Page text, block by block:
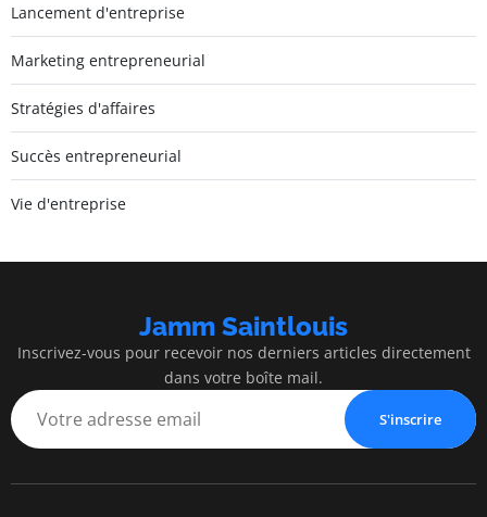
Lancement d'entreprise
Marketing entrepreneurial
Stratégies d'affaires
Succès entrepreneurial
Vie d'entreprise
Jamm Saintlouis
Inscrivez-vous pour recevoir nos derniers articles directement
dans votre boîte mail.
S'inscrire